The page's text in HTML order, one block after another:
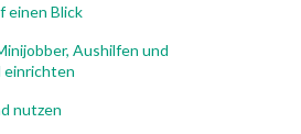
einen Blick
Aushilfen und
einrichten
nutzen